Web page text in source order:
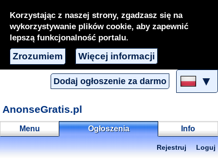
Korzystając z naszej strony, zgadzasz się na
wykorzystywanie plików cookie, aby zapewnić
lepszą funkcjonalność portalu.
Zrozumiem Więcej informacji
Dodaj ogłoszenie za darmo ▼
AnonseGratis.pl
Menu Ogłoszenia Info
Rejestruj Loguj